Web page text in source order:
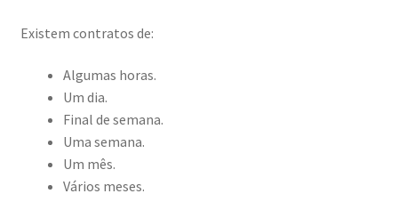
Existem contratos de:
Algumas horas.
Um dia.
Final de semana.
Uma semana.
Um mês.
Vários meses.